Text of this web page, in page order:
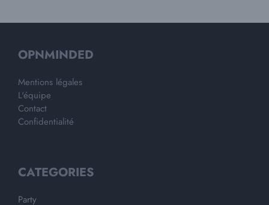
OPNMINDED
Mentions légales
L'équipe
Contact
Confidentialité
CATEGORIES
Party